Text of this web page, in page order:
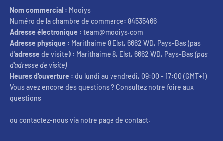
Nom commercial : Mooiys
Numéro de la chambre de commerce: 84535466
Adresse électronique : team@mooiys.com
Adresse physique : Marithaime 8 Elst, 6662 WD, Pays-Bas (pas
d'adresse de visite) : Marithaime 8, Elst, 6662 WD, Pays-Bas(pas
d'adresse de visite)
Heures d'ouverture : du lundi au vendredi, 09:00 - 17:00 (GMT+1)
Vous avez encore des questions ? Consultez notre foire aux
questions
ou contactez-nous via notre page de contact.